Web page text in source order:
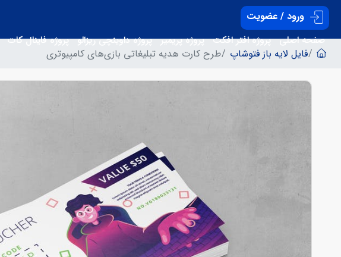
ورود / عضویت
صفحه اصلی پروژه افتر افکت پروژه پریمیر پروژه داوینچی ریزالو پروژه فاینال کات
فایل لایه باز فتوشاپ
طرح کارت هدیه تبلیغاتی بازی‌های کامپیوتری